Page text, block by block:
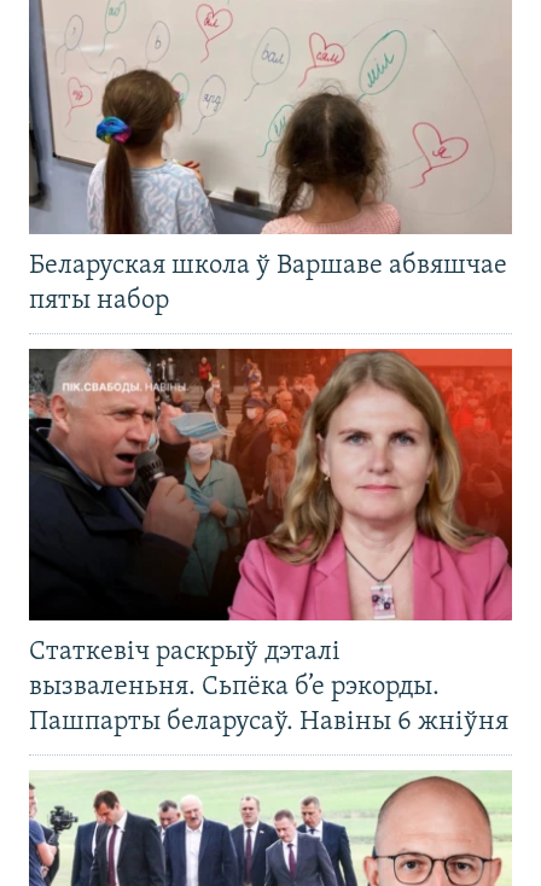
Беларуская школа ў Варшаве абвяшчае
пяты набор
Статкевіч раскрыў дэталі
вызваленьня. Сьпёка б’е рэкорды.
Пашпарты беларусаў. Навіны 6 жніўня